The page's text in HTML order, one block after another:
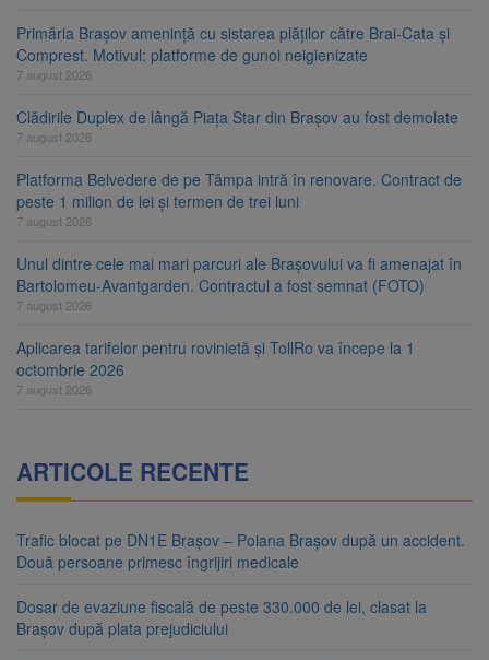
Primăria Brașov amenință cu sistarea plăților către Brai-Cata și
Comprest. Motivul: platforme de gunoi neigienizate
7 august 2026
Clădirile Duplex de lângă Piața Star din Brașov au fost demolate
7 august 2026
Platforma Belvedere de pe Tâmpa intră în renovare. Contract de
peste 1 milion de lei și termen de trei luni
7 august 2026
Unul dintre cele mai mari parcuri ale Brașovului va fi amenajat în
Bartolomeu-Avantgarden. Contractul a fost semnat (FOTO)
7 august 2026
Aplicarea tarifelor pentru rovinietă și TollRo va începe la 1
octombrie 2026
7 august 2026
ARTICOLE RECENTE
Trafic blocat pe DN1E Brașov – Poiana Brașov după un accident.
Două persoane primesc îngrijiri medicale
Dosar de evaziune fiscală de peste 330.000 de lei, clasat la
Brașov după plata prejudiciului